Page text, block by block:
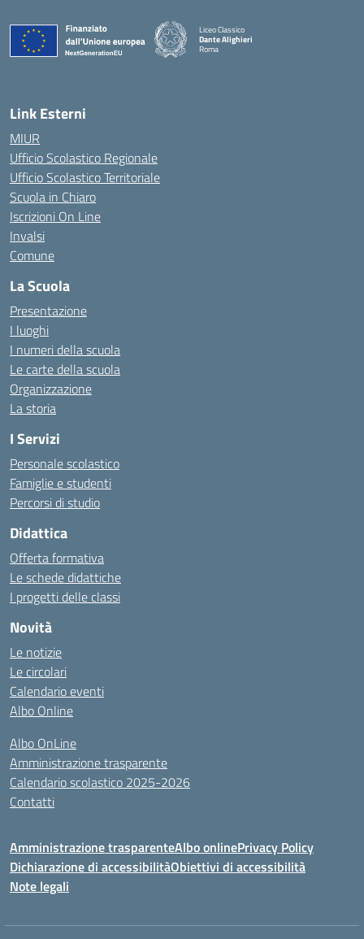
Liceo Classico
Dante Alighieri
Roma
Link Esterni
MIUR
Ufficio Scolastico Regionale
Ufficio Scolastico Territoriale
Scuola in Chiaro
Iscrizioni On Line
Invalsi
Comune
La Scuola
Presentazione
I luoghi
I numeri della scuola
Le carte della scuola
Organizzazione
La storia
I Servizi
Personale scolastico
Famiglie e studenti
Percorsi di studio
Didattica
Offerta formativa
Le schede didattiche
I progetti delle classi
Novità
Le notizie
Le circolari
Calendario eventi
Albo Online
Albo OnLine
Amministrazione trasparente
Calendario scolastico 2025-2026
Contatti
Amministrazione trasparenteAlbo onlinePrivacy Policy
Dichiarazione di accessibilitàObiettivi di accessibilità
Note legali